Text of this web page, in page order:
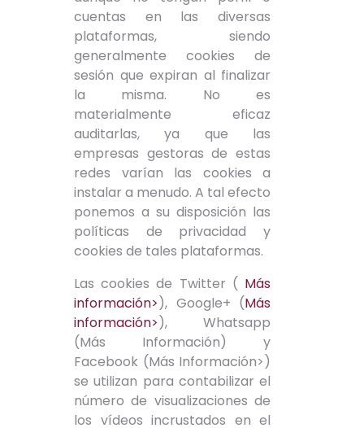
cuentas en las diversas
plataformas, siendo
generalmente cookies de
sesión que expiran al finalizar
la misma. No es
materialmente eficaz
auditarlas, ya que las
empresas gestoras de estas
redes varían las cookies a
instalar a menudo. A tal efecto
ponemos a su disposición las
políticas de privacidad y
cookies de tales plataformas.
Las cookies de Twitter ( Más
información>), Google+ (Más
información>), Whatsapp
(Más Información) y
Facebook (Más Información>)
se utilizan para contabilizar el
número de visualizaciones de
los vídeos incrustados en el